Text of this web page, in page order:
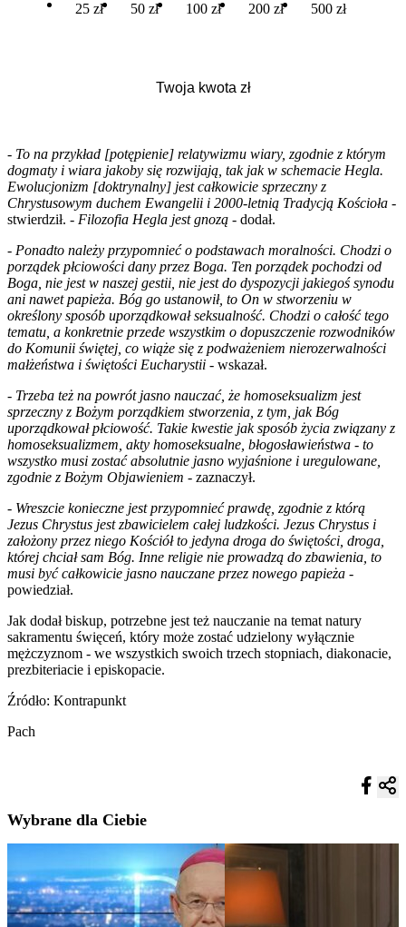
25 zł 50 zł 100 zł 200 zł 500 zł
- To na przykład [potępienie] relatywizmu wiary, zgodnie z którym
dogmaty i wiara jakoby się rozwijają, tak jak w schemacie Hegla.
Ewolucjonizm [doktrynalny] jest całkowicie sprzeczny z
Chrystusowym duchem Ewangelii i 2000-letnią Tradycją Kościoła -
stwierdził. - Filozofia Hegla jest gnozą - dodał.
- Ponadto należy przypomnieć o podstawach moralności. Chodzi o
porządek płciowości dany przez Boga. Ten porządek pochodzi od
Boga, nie jest w naszej gestii, nie jest do dyspozycji jakiegoś synodu
ani nawet papieża. Bóg go ustanowił, to On w stworzeniu w
określony sposób uporządkował seksualność. Chodzi o całość tego
tematu, a konkretnie przede wszystkim o dopuszczenie rozwodników
do Komunii świętej, co wiąże się z podważeniem nierozerwalności
małżeństwa i świętości Eucharystii - wskazał.
- Trzeba też na powrót jasno nauczać, że homoseksualizm jest
sprzeczny z Bożym porządkiem stworzenia, z tym, jak Bóg
uporządkował płciowość. Takie kwestie jak sposób życia związany z
homoseksualizmem, akty homoseksualne, błogosławieństwa - to
wszystko musi zostać absolutnie jasno wyjaśnione i uregulowane,
zgodnie z Bożym Objawieniem - zaznaczył.
- Wreszcie konieczne jest przypomnieć prawdę, zgodnie z którą
Jezus Chrystus jest zbawicielem całej ludzkości. Jezus Chrystus i
założony przez niego Kościół to jedyna droga do świętości, droga,
której chciał sam Bóg. Inne religie nie prowadzą do zbawienia, to
musi być całkowicie jasno nauczane przez nowego papieża -
powiedział.
Jak dodał biskup, potrzebne jest też nauczanie na temat natury
sakramentu święceń, który może zostać udzielony wyłącznie
mężczyznom - we wszystkich swoich trzech stopniach, diakonacie,
prezbiteriacie i episkopacie.
Źródło: Kontrapunkt
Pach
Wybrane dla Ciebie